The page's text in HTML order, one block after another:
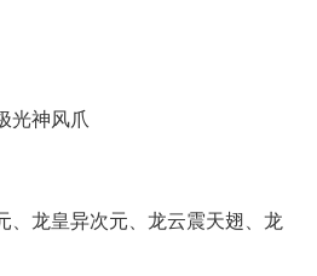
光神风爪
、龙皇异次元、龙云震天翅、龙